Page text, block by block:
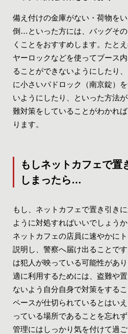
備え付けの金庫がない・荷物を
倒…といった方には、バッグそ
くことをおすすめします。たと
ヤーロックなどを使ってブース
ることができないようにしたり
に小さいパドロック（南京錠）
いようにしたり、といった方法
難対策をしていることがわかれ
ります。
もしネットカフェで置
しまったら…
もし、ネットカフェで置き引き
ように対処すればいいでしょう
ネットカフェの店員に速やかに
説明し、警察へ届け出ることで
は犯人が映っている可能性があ
適に利用するためには、盗難や
ないよう自分自身で対策をする
ペースが仕切られているとはい
っている場所であることを忘れ
管理にはしっかり気を付けて過ご